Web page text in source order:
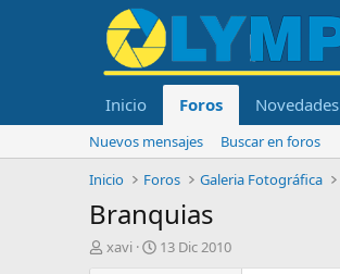
Inicio Foros Novedades
Nuevos mensajes
Buscar en foros
Inicio
Foros Galeria Fotográfica
Branquias
Ixavi
F13 Dic 2010